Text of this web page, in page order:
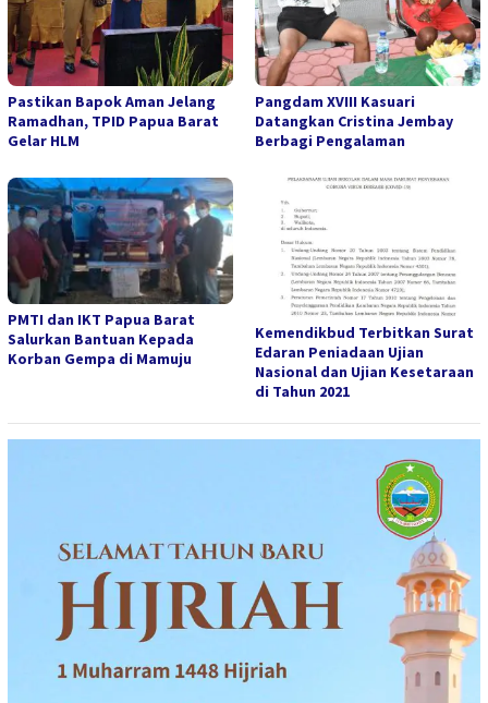
Pastikan Bapok Aman Jelang
Ramadhan, TPID Papua Barat
Gelar HLM
Pangdam XVIII Kasuari
Datangkan Cristina Jembay
Berbagi Pengalaman
PMTI dan IKT Papua Barat
Salurkan Bantuan Kepada
Korban Gempa di Mamuju
Kemendikbud Terbitkan Surat
Edaran Peniadaan Ujian
Nasional dan Ujian Kesetaraan
di Tahun 2021